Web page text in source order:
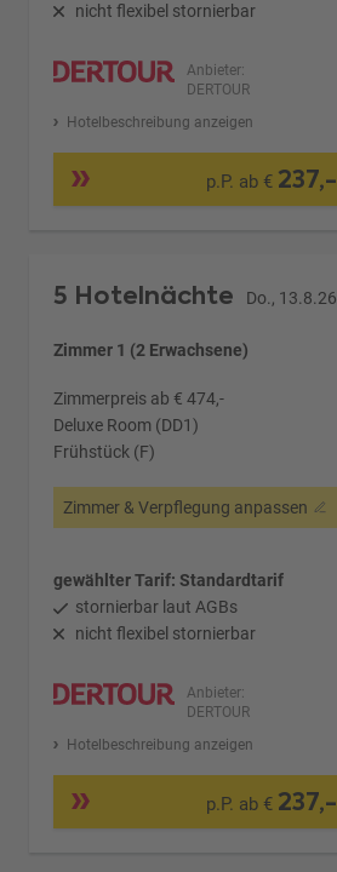
nicht flexibel stornierbar
Anbieter:
DERTOUR
Hotelbeschreibung anzeigen
p.P. ab € 237,-
5 Hotelnächte Do., 13.8.26
Zimmer 1 (2 Erwachsene)
Zimmerpreis ab € 474,-
Deluxe Room (DD1)
Frühstück (F)
Zimmer & Verpflegung anpassen
gewählter Tarif: Standardtarif
stornierbar laut AGBs
nicht flexibel stornierbar
Anbieter:
DERTOUR
Hotelbeschreibung anzeigen
p.P. ab € 237,-